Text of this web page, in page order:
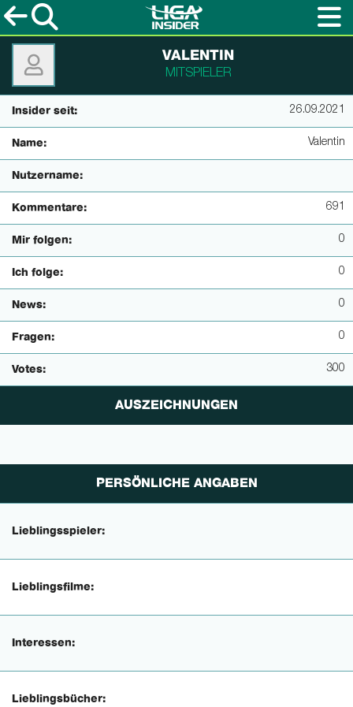
VALENTIN
MITSPIELER
Insider seit: 26.09.2021
Name: Valentin
Nutzername:
Kommentare: 691
Mir folgen: 0
Ich folge: 0
News: 0
Fragen: 0
Votes: 300
AUSZEICHNUNGEN
PERSÖNLICHE ANGABEN
Lieblingsspieler:
Lieblingsfilme:
Interessen:
Lieblingsbücher: